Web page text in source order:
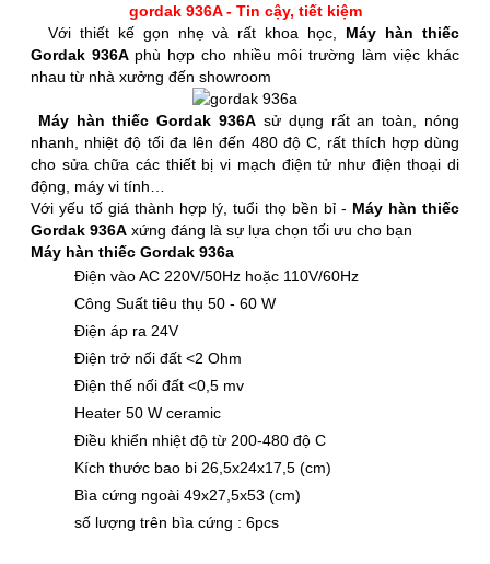
gordak 936A - Tin cậy, tiết kiệm
Với thiết kế gọn nhẹ và rất khoa học, Máy hàn thiếc
Gordak 936Aphù hợp cho nhiều môi trường làm việc khác
nhau từ nhà xưởng đến showroom
Máy hàn thiếc Gordak 936A sử dụng rất an toàn, nóng
nhanh, nhiệt độ tối đa lên đến 480 độ C, rất thích hợp dùng
cho sửa chữa các thiết bị vi mạch điện tử như điện thoại di
động, máy vi tính…
Với yếu tố giá thành hợp lý, tuổi thọ bền bỉ - Máy hàn thiếc
Gordak 936A xứng đáng là sự lựa chọn tối ưu cho bạn
Máy hàn thiếc Gordak 936a
Điện vào AC 220V/50Hz hoặc 110V/60Hz
Công Suất tiêu thụ 50 - 60 W
Điện áp ra 24V
Điện trở nối đất <2 Ohm
Điện thế nối đất <0,5 mv
Heater 50 W ceramic
Điều khiển nhiệt độ từ 200-480 độ C
Kích thước bao bi 26,5x24x17,5 (cm)
Bìa cứng ngoài 49x27,5x53 (cm)
số lượng trên bìa cứng : 6pcs